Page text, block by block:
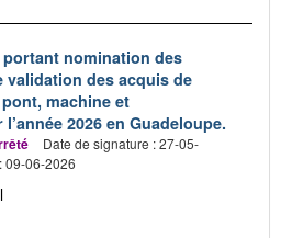
portant nomination des
validation des acquis de
machine et
2026 en Guadeloupe.
Date de signature : 27-05-
09-06-2026